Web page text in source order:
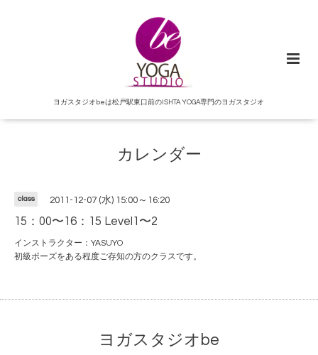
ヨガスタジオbeは松戸駅東口前のISHTA YOGA専門のヨガスタジオ
カレンダー
class 2011-12-07 (水) 15:00～16:20
15：00〜16：15 Level1〜2
インストラクター：YASUYO
初級ポーズをある程度ご存知の方のクラスです。
ヨガスタジオbe